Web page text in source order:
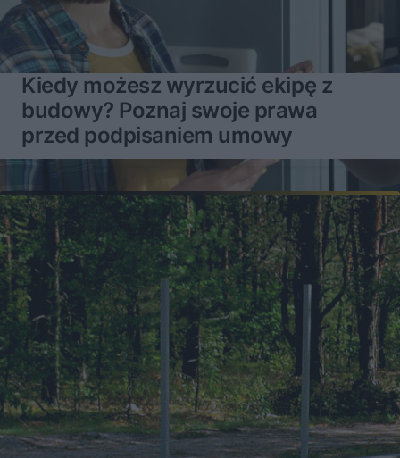
Kiedy możesz wyrzucić ekipę z
budowy? Poznaj swoje prawa
przed podpisaniem umowy